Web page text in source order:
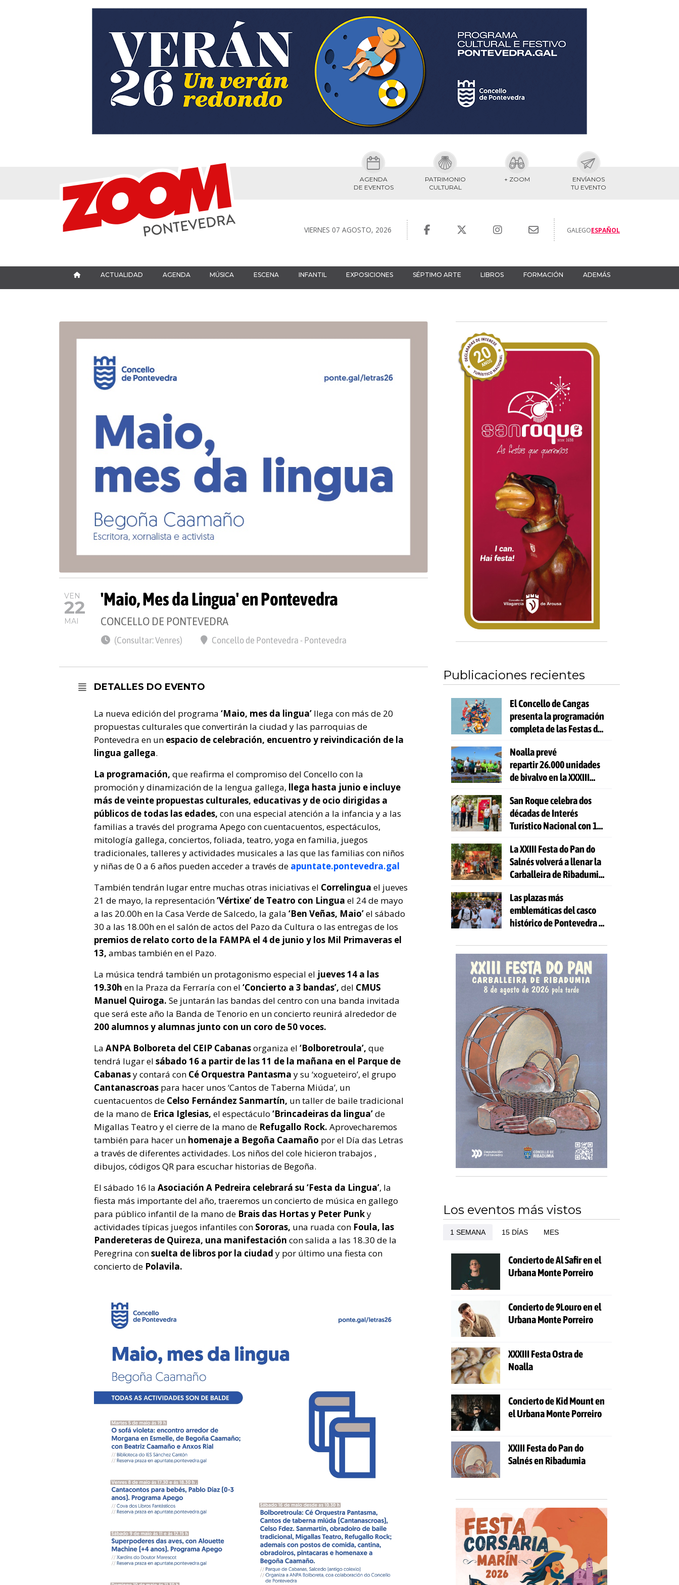
AGENDA
DE EVENTOS
PATRIMONIO
CULTURAL
+ ZOOM
ENVÍANOS
TU EVENTO
VIERNES 07 AGOSTO, 2026 GALEGOESPAÑOL
ACTUALIDAD AGENDA MÚSICA ESCENA INFANTIL EXPOSICIONES SÉPTIMO ARTE LIBROS FORMACIÓN ADEMÁS
VEN
22
MAI
'Maio, Mes da Lingua' en Pontevedra
CONCELLO DE PONTEVEDRA
(Consultar: Venres) Concello de Pontevedra - Pontevedra
DETALLES DO EVENTO
La nueva edición del programa ‘Maio, mes da lingua’ llega con más de 20
propuestas culturales que convertirán la ciudad y las parroquias de
Pontevedra en un espacio de celebración, encuentro y reivindicación de la
lingua gallega.
La programación, que reafirma el compromiso del Concello con la
promoción y dinamización de la lengua gallega, llega hasta junio e incluye
más de veinte propuestas culturales, educativas y de ocio dirigidas a
públicos de todas las edades, con una especial atención a la infancia y a las
familias a través del programa Apego con cuentacuentos, espectáculos,
mitología gallega, conciertos, foliada, teatro, yoga en familia, juegos
tradicionales, talleres y actividades musicales a las que las familias con niños
y niñas de 0 a 6 años pueden acceder a través de apuntate.pontevedra.gal
También tendrán lugar entre muchas otras iniciativas el Correlingua el jueves
21 de mayo, la representación‘Vértixe’ de Teatro con Lingua el 24 de mayo
a las 20.00h en la Casa Verde de Salcedo, la gala ‘Ben Veñas, Maio’el sábado
30 a las 18.00h en el salón de actos del Pazo da Cultura o las entregas de los
premios de relato corto de la FAMPA el 4 de junio y los Mil Primaveras el
13, ambas también en el Pazo.
La música tendrá también un protagonismo especial el jueves 14 a las
19.30h en la Praza da Ferraría con el ‘Concierto a 3 bandas’, del CMUS
Manuel Quiroga. Se juntarán las bandas del centro con una banda invitada
que será este año la Banda de Tenorio en un concierto reunirá alrededor de
200 alumnos y alumnas junto con un coro de 50 voces.
La ANPA Bolboreta del CEIP Cabanasorganiza el ‘Bolboretroula’, que
tendrá lugar el sábado 16 a partir de las 11 de la mañana en el Parque de
Cabanasy contará con Cé Orquestra Pantasma y su ‘xogueteiro’, el grupo
Cantanascroas para hacer unos ‘Cantos de Taberna Miúda’, un
cuentacuentos de Celso Fernández Sanmartín, un taller de baile tradicional
de la mano de Erica Iglesias, el espectáculo ‘Brincadeiras da lingua’de
Migallas Teatro y el cierre de la mano de Refugallo Rock. Aprovecharemos
también para hacer un homenaje a Begoña Caamaño por el Día das Letras
a través de diferentes actividades. Los niños del cole hicieron trabajos ,
dibujos, códigos QR para escuchar historias de Begoña.
El sábado 16 la Asociación A Pedreira celebrará su ‘Festa da Lingua’, la
fiesta más importante del año, traeremos un concierto de música en gallego
para público infantil de la mano de Brais das Hortas y Peter Punky
actividades típicas juegos infantiles con Sororas, una ruada con Foula, las
Pandereteras de Quireza, una manifestación con salida a las 18.30 de la
Peregrina consuelta de libros por la ciudad y por último una fiesta con
concierto de Polavila.
Publicaciones recientes
El Concello de Cangas
presenta la programación
completa de las Festas do
Noalla prevé
repartir 26.000 unidades
de bivalvo en la XXXIII
San Roque celebra dos
décadas de Interés
Turístico Nacional con 10
actividades gratuitas
La XXIII Festa do Pan do
Salnés volverá a llenar la
Carballeira de Ribadumia
y actividades para todas
las edades
Las plazas más
emblemáticas del casco
histórico de Pontevedra se
con la celebración de 'Aquí
Cántase'
Los eventos más vistos
1 SEMANA 15 DÍAS MES
Concierto de Al Safir en el
Urbana Monte Porreiro
Concierto de 9Louro en el
Urbana Monte Porreiro
XXXIII Festa Ostra de
Noalla
Concierto de Kid Mount en
el Urbana Monte Porreiro
XXIII Festa do Pan do
Salnés en Ribadumia